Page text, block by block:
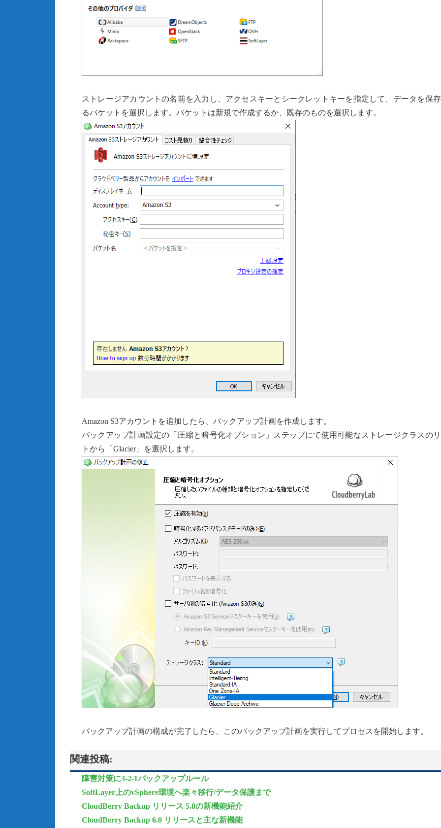
ストレージアカウントの名前を入力し、アクセスキーとシークレットキーを指定して、データを保
るバケットを選択します。バケットは新規で作成するか、既存のものを選択します。
Amazon S3アカウントを追加したら、バックアップ計画を作成します。
バックアップ計画設定の「圧縮と暗号化オプション」ステップにて使用可能なストレージクラスの
トから「Glacier」を選択します。
バックアップ計画の構成が完了したら、このバックアップ計画を実行してプロセスを開始します。
関連投稿:
障害対策に3-2-1バックアップルール
SoftLayer上のvSphere環境へ楽々移行/データ保護まで
CloudBerry Backup リリース 5.8の新機能紹介
CloudBerry Backup 6.0 リリースと主な新機能